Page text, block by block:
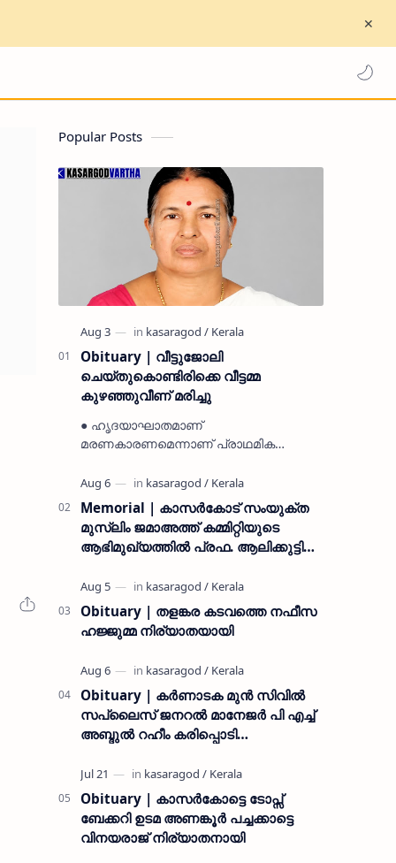
Popular Posts
Obituary | വീട്ടുജോലി
ചെയ്തുകൊണ്ടിരിക്കെ വീട്ടമ്മ
കുഴഞ്ഞുവീണ് മരിച്ചു
● ഹൃദയാഘാതമാണ്
മരണകാരണമെന്നാണ് പ്രാഥമിക
കമ്യൂണിസ്റ്റ് പ്രവർത്തകരായ
രാമൻ്റെയും ചിരുതേയിയുടെയും
മകളാണ് ● വിവരമറിഞ്ഞ് ജനപ്ര…
Memorial | കാസർകോട് സംയുക്ത
മുസ്ലിം ജമാഅത്ത് കമ്മിറ്റിയുടെ
ആഭിമുഖ്യത്തിൽ പ്രഫ. ആലിക്കുട്ടി
Obituary | തളങ്കര കടവത്തെ നഫീസ
ഹജ്ജുമ്മ നിര്യാതയായി
Obituary | കർണാടക മുൻ സിവില്‍
സപ്ലൈസ് ജനറൽ മാനേജർ പി എച്ച്
അബ്ദുൽ റഹീം കരിപ്പൊടി
Obituary | കാസർകോട്ടെ ടോപ്സ്
ബേക്കറി ഉടമ അണങ്കൂർ പച്ചക്കാട്ടെ
വിനയരാജ് നിര്യാതനായി